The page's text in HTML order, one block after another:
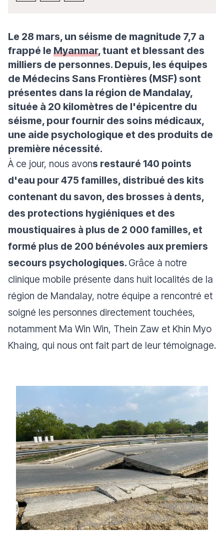
Le 28 mars, un séisme de magnitude 7,7 a
frappé le Myanmar, tuant et blessant des
milliers de personnes. Depuis, les équipes
de Médecins Sans Frontières (MSF) sont
présentes dans la région de Mandalay,
située à 20 kilomètres de l'épicentre du
séisme, pour fournir des soins médicaux,
une aide psychologique et des produits de
première nécessité.
À ce jour, nous avons restauré 140 points
d'eau pour 475 familles, distribué des kits
contenant du savon, des brosses à dents,
des protections hygiéniques et des
moustiquaires à plus de 2 000 familles, et
formé plus de 200 bénévoles aux premiers
secours psychologiques. Grâce à notre
clinique mobile présente dans huit localités de la
région de Mandalay, notre équipe a rencontré et
soigné les personnes directement touchées,
notamment Ma Win Win, Thein Zaw et Khin Myo
Khaing, qui nous ont fait part de leur témoignage.